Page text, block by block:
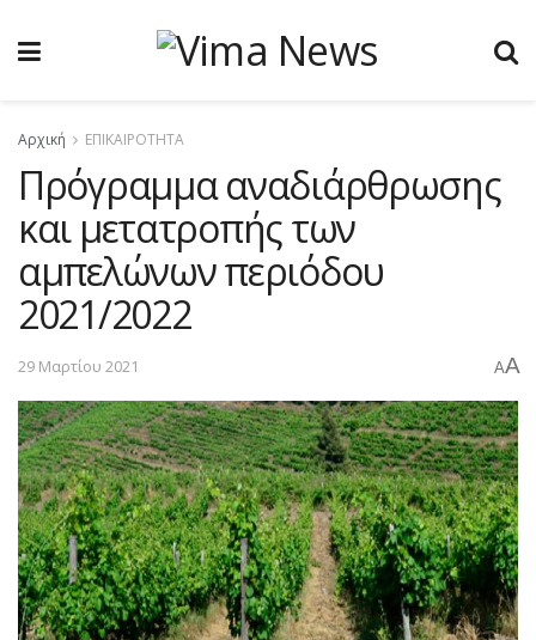
Αρχική ΕΠΙΚΑΙΡΟΤΗΤΑ
Πρόγραμμα αναδιάρθρωσης
και μετατροπής των
αμπελώνων περιόδου
2021/2022
29 Μαρτίου 2021 AA